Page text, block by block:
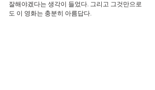
잘해야겠다는 생각이 들었다. 그리고 그것만으로
도 이 영화는 충분히 아름답다.